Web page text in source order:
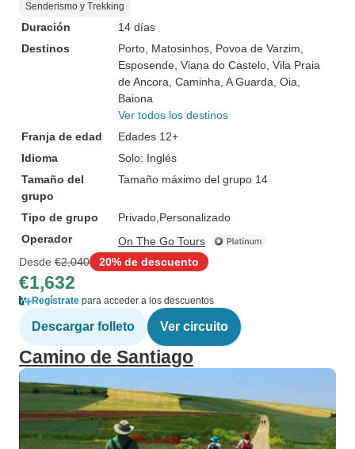
Senderismo y Trekking
Duración
14 días
Destinos
Porto , Matosinhos , Povoa de Varzim
Esposende , Viana do Castelo , Vila Praia
de Ancora , Caminha , A Guarda , Oia
Baiona
Ver todos los destinos
Franja de edad
Edades 12+
Idioma
Solo: Inglés
Tamaño del
grupo
Tamaño máximo del grupo 14
Tipo de grupo Privado Personalizado
Operador
On The Go Tours
Desde €2,040 20% de descuento
€1,632
Regístrate para acceder a los descuentos
Descargar folleto Ver circuito
Camino de Santiago